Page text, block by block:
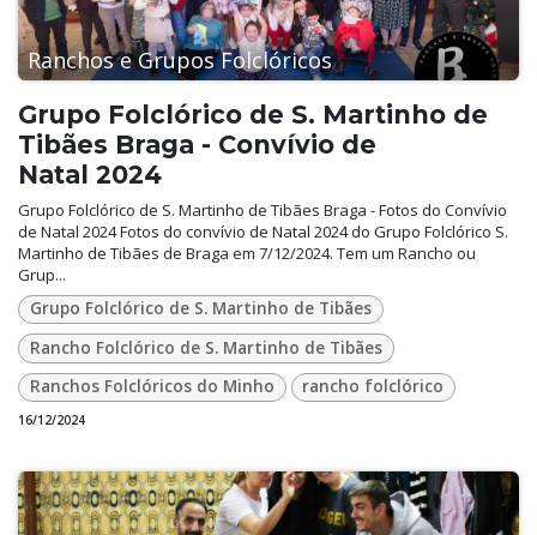
Ranchos e Grupos Folclóricos
Grupo Folclórico de S. Martinho de
Tibães Braga - Convívio de
Natal 2024
Grupo Folclórico de S. Martinho de Tibães Braga - Fotos do Convívio
de Natal 2024 Fotos do convívio de Natal 2024 do Grupo Folclórico S.
Martinho de Tibães de Braga em 7/12/2024. Tem um Rancho ou
Grup...
Grupo Folclórico de S. Martinho de Tibães
Rancho Folclórico de S. Martinho de Tibães
Ranchos Folclóricos do Minho
rancho folclórico
16/12/2024